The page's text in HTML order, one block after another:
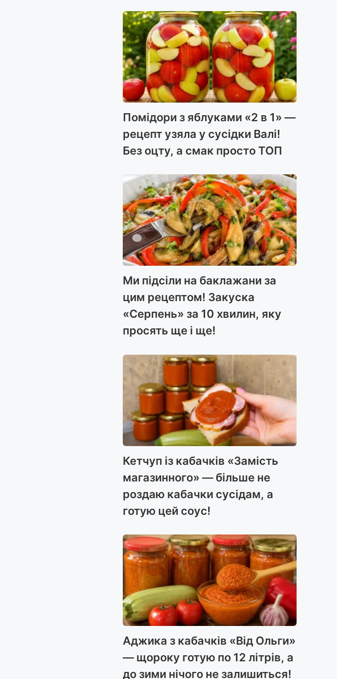
Помідори з яблуками «2 в 1» —
рецепт узяла у сусідки Валі!
Без оцту, а смак просто ТОП
Ми підсіли на баклажани за
цим рецептом! Закуска
«Серпень» за 10 хвилин, яку
просять ще і ще!
Кетчуп із кабачків «Замість
магазинного» — більше не
роздаю кабачки сусідам, а
готую цей соус!
Аджика з кабачків «Від Ольги»
— щороку готую по 12 літрів, а
до зими нічого не залишиться!